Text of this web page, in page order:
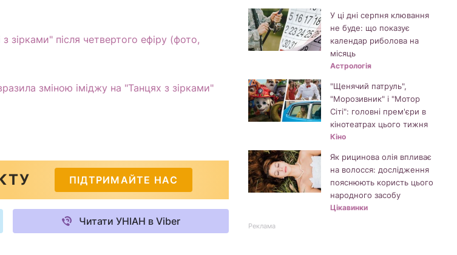
зірками" після четвертого ефіру (фото,
зміною іміджу на "Танцях з зірками"
ПІДТРИМАЙТЕ НАС
Читати УНІАН в Viber
У ці дні серпня клювання
не буде: що показує
календар риболова на
місяць
Астрологія
"Щенячий патруль",
"Морозивник" і "Мотор
Сіті": головні прем'єри в
кінотеатрах цього тижня
Кіно
Як рицинова олія впливає
на волосся: дослідження
пояснюють користь цього
народного засобу
Цікавинки
Реклама